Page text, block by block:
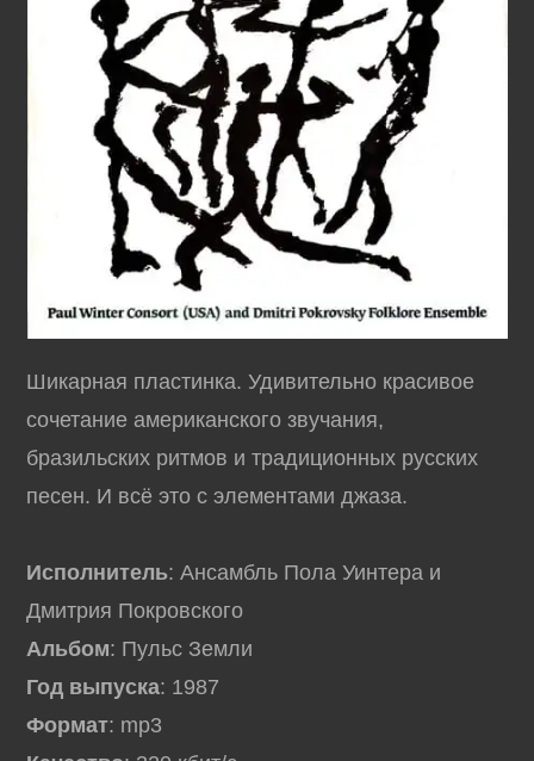
Шикарная пластинка. Удивительно красивое
сочетание американского звучания,
бразильских ритмов и традиционных русских
песен. И всё это с элементами джаза.
Исполнитель: Ансамбль Пола Уинтера и
Дмитрия Покровского
Альбом: Пульс Земли
Год выпуска: 1987
Формат: mp3